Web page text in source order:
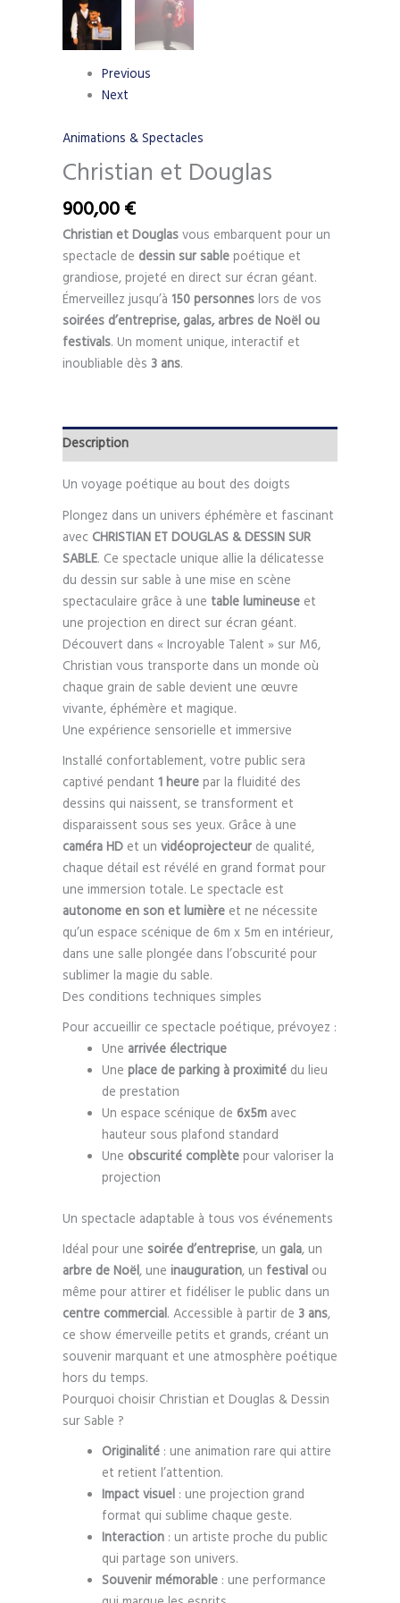
Previous
Next
Animations & Spectacles
Christian et Douglas
900,00 €
Christian et Douglas vous embarquent pour un
spectacle de dessin sur sable poétique et
grandiose, projeté en direct sur écran géant.
Émerveillez jusqu’à 150 personnes lors de vos
soirées d’entreprise, galas, arbres de Noël ou
festivals. Un moment unique, interactif et
inoubliable dès 3 ans.
Description
Un voyage poétique au bout des doigts
Plongez dans un univers éphémère et fascinant
avec CHRISTIAN ET DOUGLAS & DESSIN SUR
SABLE. Ce spectacle unique allie la délicatesse
du dessin sur sable à une mise en scène
spectaculaire grâce à une table lumineuse et
une projection en direct sur écran géant.
Découvert dans « Incroyable Talent » sur M6,
Christian vous transporte dans un monde où
chaque grain de sable devient une œuvre
vivante, éphémère et magique.
Une expérience sensorielle et immersive
Installé confortablement, votre public sera
captivé pendant 1 heure par la fluidité des
dessins qui naissent, se transforment et
disparaissent sous ses yeux. Grâce à une
caméra HD et un vidéoprojecteur de qualité,
chaque détail est révélé en grand format pour
une immersion totale. Le spectacle est
autonome en son et lumière et ne nécessite
qu’un espace scénique de 6m x 5m en intérieur,
dans une salle plongée dans l’obscurité pour
sublimer la magie du sable.
Des conditions techniques simples
Pour accueillir ce spectacle poétique, prévoyez :
Une arrivée électrique
Une place de parking à proximitédu lieu
de prestation
Un espace scénique de 6x5mavec
hauteur sous plafond standard
Une obscurité complètepour valoriser la
projection
Un spectacle adaptable à tous vos événements
Idéal pour une soirée d’entreprise, un gala, un
arbre de Noël, une inauguration, un festival ou
même pour attirer et fidéliser le public dans un
centre commercial. Accessible à partir de 3 ans,
ce show émerveille petits et grands, créant un
souvenir marquant et une atmosphère poétique
hors du temps.
Pourquoi choisir Christian et Douglas & Dessin
sur Sable ?
Originalité: une animation rare qui attire
et retient l’attention.
Impact visuel: une projection grand
format qui sublime chaque geste.
Interaction: un artiste proche du public
qui partage son univers.
Souvenir mémorable: une performance